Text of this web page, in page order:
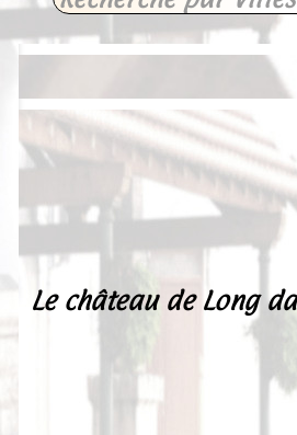
Le château de Long